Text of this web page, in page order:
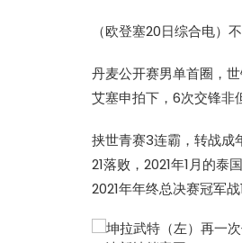
（欧登塞20日综合电）
丹麦公开赛男单首圈，
艾塞申拍下，6次交锋非
挟世青赛3连霸，转战成
21落败，2021年1月的泰
2021年年终总决赛冠军